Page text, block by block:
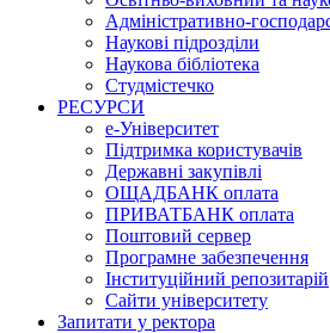
Адміністративно-
Наукові підрозділи
Наукова бібліотека
Студмістечко
РЕСУРСИ
е-Університет
Підтримка користувачів
Державні закупівлі
ОЩАДБАНК оплата
ПРИВАТБАНК оплата
Поштовий сервер
Програмне забезпечення
Інституційний репозитарій
Сайти університету
Запитати у ректора